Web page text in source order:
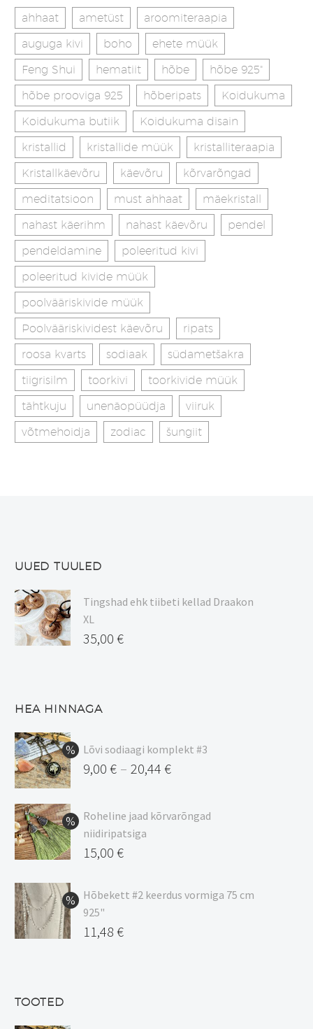
ahhaat ametüst
aroomiteraapia
auguga kivi
boho
ehete müük
Feng Shui
hematiit hõbe
hõbe 925"
hõbe prooviga 925
hõberipats
Koidukuma
Koidukuma butiik
Koidukuma disain
kristallid
kristallide müük
kristalliteraapia
Kristallkäevõru
käevõru
kõrvarõngad
meditatsioon
must ahhaat
mäekristall
nahast käerihm
nahast käevõru
pendel
pendeldamine
poleeritud kivi
poleeritud kivide müük
poolvääriskivide müük
Poolvääriskividest käevõru
ripats
roosa kvarts
sodiaak
südametšakra
tiigrisilm
toorkivi
toorkivide müük
tähtkuju
unenäopüüdja
viiruk
võtmehoidja
zodiac šungiit
UUED TUULED
Tingshad ehk tiibeti kellad Draakon
XL
35,00 €
HEA HINNAGA
Lõvi sodiaagi komplekt #3
9,00 € – 20,44 €
9,00 €
kuni
20,44 €
Roheline jaad kõrvarõngad
niidiripatsiga
Algne
oli:
17,00 €.
15,00 €
hind
on:
15,00 €.
Hõbekett #2 keerdus vormiga 75 cm
925"
Algne
11,48 €
TOOTED